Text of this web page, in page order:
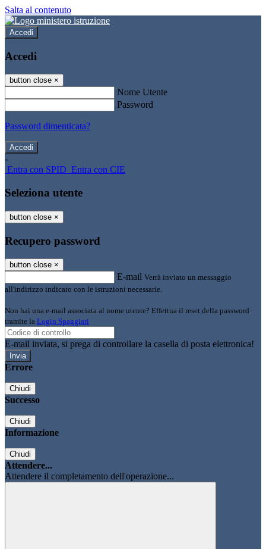
Salta al contenuto
Accedi
Accedi
button close ×
Nome Utente
Password
Password dimenticata?
-
Entra con SPID Entra con CIE
Seleziona utente
button close ×
Recupero password
button close ×
E-mail Verrà inviato un messaggio
all'indirizzo indicato con le istruzioni necessarie.
Non hai una e-mail associata al nome utente? Effettua il reset della password
tramite la Login Spaggiari
E-mail inviata, si prega di controllare la casella di posta elettronica!
Errore
Chiudi
Successo
Chiudi
Informazione
Chiudi
Attendere...
Attendere il completamento dell'operazione...